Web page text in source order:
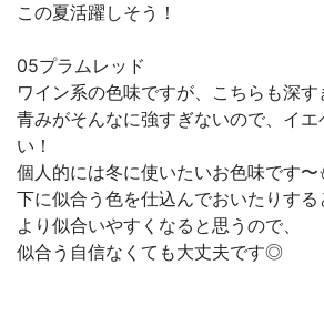
この夏活躍しそう！
05プラムレッド
ワイン系の色味ですが、こちらも深
青みがそんなに強すぎないので、イ
い！
個人的には冬に使いたいお色味です〜
下に似合う色を仕込んでおいたりする
より似合いやすくなると思うので、
似合う自信なくても大丈夫です◎